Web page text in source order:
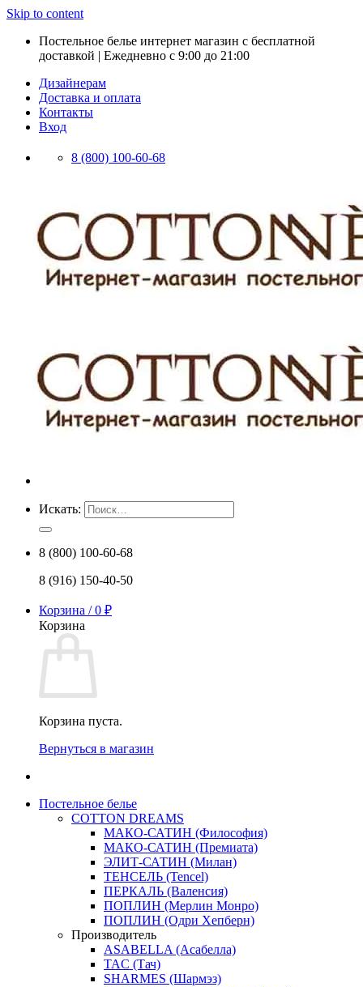
Skip to content
Постельное белье интернет магазин с бесплатной
доставкой | Ежедневно с 9:00 до 21:00
Дизайнерам
Доставка и оплата
Контакты
Вход
8 (800) 100-60-68
Искать:
8 (800) 100-60-68
8 (916) 150-40-50
Корзина /0 ₽
Корзина
Корзина пуста.
Вернуться в магазин
Постельное белье
COTTON DREAMS
МАКО-САТИН (Философия)
МАКО-САТИН (Премиата)
ЭЛИТ-САТИН (Милан)
ТЕНСЕЛЬ (Tencel)
ПЕРКАЛЬ (Валенсия)
ПОПЛИН (Мерлин Монро)
ПОПЛИН (Одри Хепберн)
Производитель
ASABELLA (Асабелла)
TAC (Тач)
SHARMES (Шармэз)